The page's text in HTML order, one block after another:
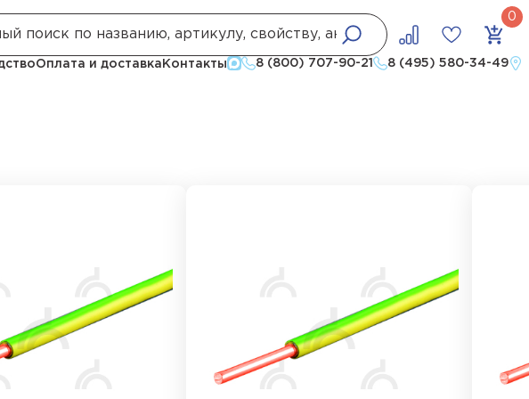
Оплата и доставка Контакты 8 (800) 707-90-21 8 (495) 580-34-49